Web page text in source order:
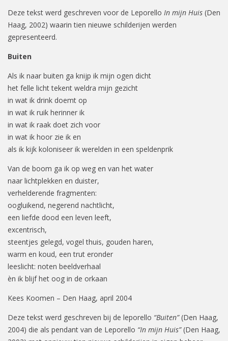
Deze tekst werd geschreven voor de Leporello In mijn Huis (Den
Haag, 2002) waarin tien nieuwe schilderijen werden
gepresenteerd.
Buiten
Als ik naar buiten ga knijp ik mijn ogen dicht
het felle licht tekent weldra mijn gezicht
in wat ik drink doemt op
in wat ik ruik herinner ik
in wat ik raak doet zich voor
in wat ik hoor zie ik en
als ik kijk koloniseer ik werelden in een speldenprik
Van de boom ga ik op weg en van het water
naar lichtplekken en duister,
verhelderende fragmenten:
oogluikend, negerend nachtlicht,
een liefde dood een leven leeft,
excentrisch,
steentjes gelegd, vogel thuis, gouden haren,
warm en koud, een trut eronder
leeslicht: noten beeldverhaal
èn ik blijf het oog in de orkaan
Kees Koomen – Den Haag, april 2004
Deze tekst werd geschreven bij de leporello “Buiten”(Den Haag,
2004) die als pendant van de Leporello “In mijn Huis”(Den Haag,